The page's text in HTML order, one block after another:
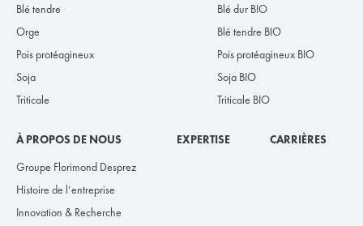
Blé tendre
Orge
Pois protéagineux
Soja
Triticale
Blé dur BIO
Blé tendre BIO
Pois protéagineux BIO
Soja BIO
Triticale BIO
À PROPOS DE NOUS
Groupe Florimond Desprez
Histoire de l’entreprise
Innovation & Recherche
EXPERTISE CARRIÈRES